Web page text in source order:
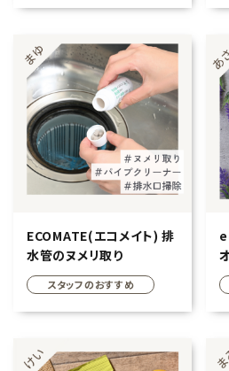
ECOMATE(エコメイト) 排
水管のヌメリ取り
スタッフのおすすめ